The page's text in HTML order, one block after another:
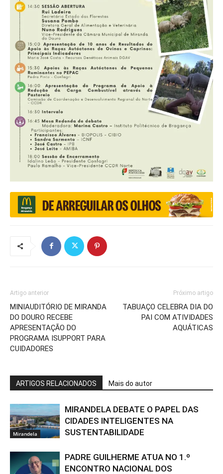
Artigo anterior
MINIAUDITÓRIO DE MIRANDA
DO DOURO RECEBE
APRESENTAÇÃO DO
PROGRAMA ISUPPORT PARA
CUIDADORES
Próximo artigo
TABUAÇO CELEBRA DIA DO
PAI COM ATIVIDADES
AQUÁTICAS
ARTIGOS RELACIONADOS Mais do autor
Mirandela
MIRANDELA DEBATE O PAPEL DAS
CIDADES INTELIGENTES NA
SUSTENTABILIDADE
PADRE GUILHERME ATUA NO 1.º
ENCONTRO NACIONAL DOS